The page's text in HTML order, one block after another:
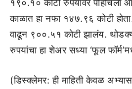
१९०.१० कोटीरुपयांवर पोहोचला
काळात हा नफा १४७.९६ कोटी
वाढून ९००.५१ कोटी झालंय.
रुपयांचा हा शेअर सध्या ‘फूल
(डिस्क्लेमर: ही माहिती केवळ